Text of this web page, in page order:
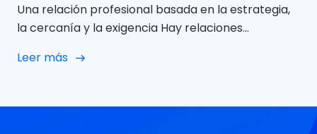
Una relación profesional basada en la estrategia,
la cercanía y la exigencia Hay relaciones
en campañas o entregables concretos y pasan a
Leer más